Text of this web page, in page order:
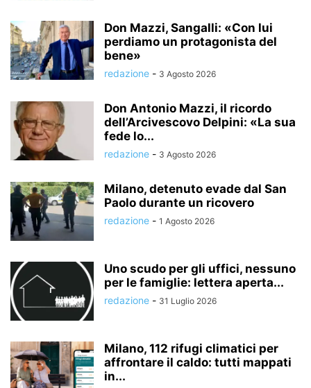
Don Mazzi, Sangalli: «Con lui
perdiamo un protagonista del
bene»
redazione - 3 Agosto 2026
Don Antonio Mazzi, il ricordo
dell’Arcivescovo Delpini: «La sua
fede lo...
redazione - 3 Agosto 2026
Milano, detenuto evade dal San
Paolo durante un ricovero
redazione - 1 Agosto 2026
Uno scudo per gli uffici, nessuno
per le famiglie: lettera aperta...
redazione - 31 Luglio 2026
Milano, 112 rifugi climatici per
affrontare il caldo: tutti mappati
in...